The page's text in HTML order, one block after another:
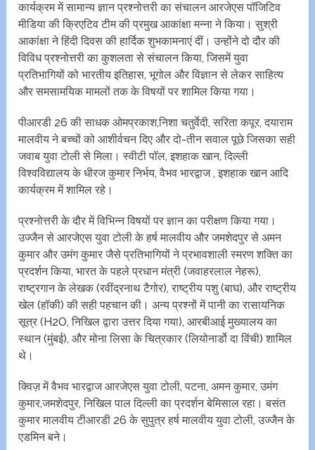
कार्यक्रम में सामान्य ज्ञान प्रश्नोत्तरी का संचालन आरजेएस पॉजिटिव
मीडिया की क्रिएटिव टीम की प्रमुख आकांक्षा मन्ना ने किया। सुश्री
आकांक्षा ने हिंदी दिवस की हार्दिक शुभकामनाएं दीं। उन्होंने दो दौर की
विविध प्रश्नोत्तरी का कुशलता से संचालन किया, जिसमें युवा
प्रतिभागियों को भारतीय इतिहास, भूगोल और विज्ञान से लेकर साहित्य
और समसामयिक मामलों तक के विषयों पर शामिल किया गया।
पीआरडी 26 की साधक ओमप्रकाश,निशा चतुर्वेदी, सरिता कपूर, दयाराम
मालवीय ने बच्चों को आशीर्वचन दिए और दो-तीन सवाल पूछे जिसका सही
जवाब युवा टोली से मिला। स्वीटी पॉल, इशहाक खान, दिल्ली
विश्वविद्यालय के धीरज कुमार निर्भय, वैभव भारद्वाज , इशहाक खान आदि
कार्यक्रम में शामिल रहे।
प्रश्नोत्तरी के दौर में विभिन्न विषयों पर ज्ञान का परीक्षण किया गया।
उज्जैन से आरजेएस युवा टोली के हर्ष मालवीय और जमशेदपुर से अमन
कुमार और उमंग कुमार जैसे प्रतिभागियों ने प्रभावशाली स्मरण शक्ति का
प्रदर्शन किया, भारत के पहले प्रधान मंत्री (जवाहरलाल नेहरू),
राष्ट्रगान के लेखक (रवींद्रनाथ टैगोर), राष्ट्रीय पशु (बाघ), और राष्ट्रीय
खेल (हॉकी) की सही पहचान की। अन्य प्रश्नों में पानी का रासायनिक
सूत्र (H2O, निखिल द्वारा उत्तर दिया गया), आरबीआई मुख्यालय का
स्थान (मुंबई), और मोना लिसा के चित्रकार (लियोनार्डो दा विंची) शामिल
थे।
क्विज़ में वैभव भारद्वाज आरजेएस युवा टोली, पटना, अमन कुमार, उमंग
कुमार,जमशेदपुर, निखिल पाल दिल्ली का प्रदर्शन बेमिसाल रहा। बसंत
कुमार मालवीय टीआरडी 26 के सुपुत्र हर्ष मालवीय युवा टोली, उज्जैन के
एडमिन बने।